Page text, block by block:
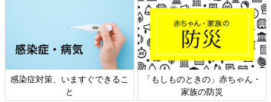
感染症対策、いますぐできるこ
と
「もしものときの」赤ちゃん・
家族の防災